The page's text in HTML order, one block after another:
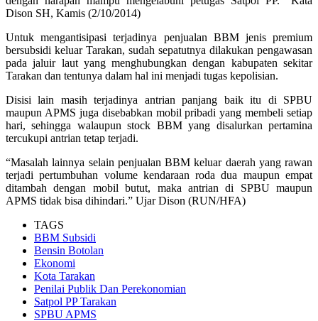
Dison SH, Kamis (2/10/2014)
Untuk mengantisipasi terjadinya penjualan BBM jenis premium
bersubsidi keluar Tarakan, sudah sepatutnya dilakukan pengawasan
pada jaluir laut yang menghubungkan dengan kabupaten sekitar
Tarakan dan tentunya dalam hal ini menjadi tugas kepolisian.
Disisi lain masih terjadinya antrian panjang baik itu di SPBU
maupun APMS juga disebabkan mobil pribadi yang membeli setiap
hari, sehingga walaupun stock BBM yang disalurkan pertamina
tercukupi antrian tetap terjadi.
“Masalah lainnya selain penjualan BBM keluar daerah yang rawan
terjadi pertumbuhan volume kendaraan roda dua maupun empat
ditambah dengan mobil butut, maka antrian di SPBU maupun
APMS tidak bisa dihindari.” Ujar Dison (RUN/HFA)
TAGS
BBM Subsidi
Bensin Botolan
Ekonomi
Kota Tarakan
Penilai Publik Dan Perekonomian
Satpol PP Tarakan
SPBU APMS